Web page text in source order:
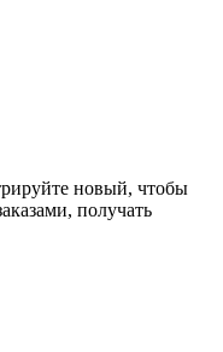
новый, чтобы
получать